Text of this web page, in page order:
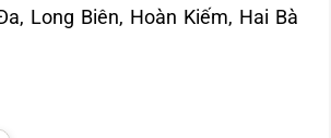
Long Biên, Hoàn Kiếm, Hai Bà